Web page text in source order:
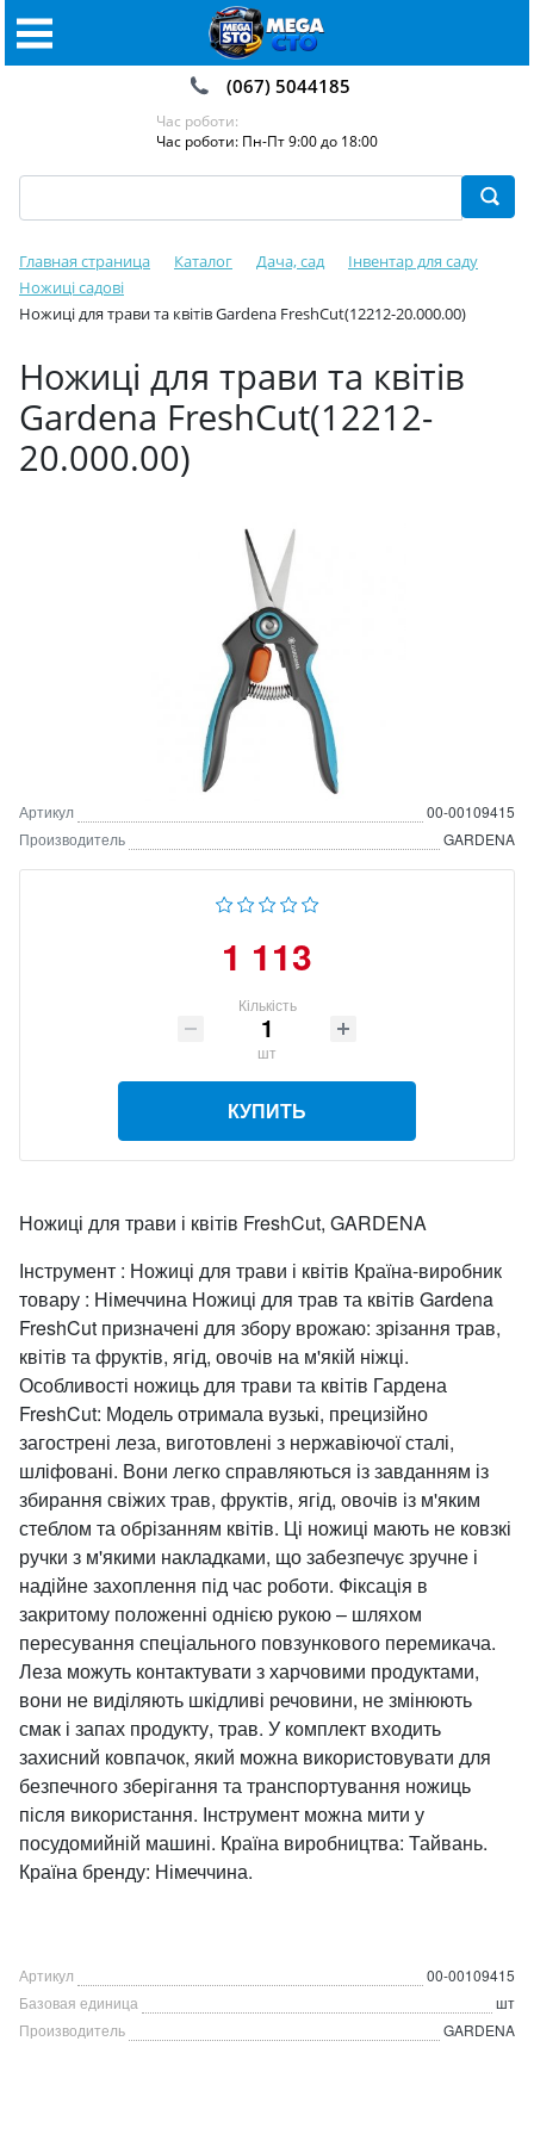
(067) 5044185
Час роботи:
Час роботи: Пн-Пт 9:00 до 18:00
Главная страница Каталог Дача, сад
Інвентар для саду
Ножиці садові️
Ножиці для трави та квітів Gardena FreshCut(12212-20.000.00)
Ножиці для трави та квітів
Gardena FreshCut(12212-
20.000.00)
Артикул
00-00109415
Производитель
GARDENA
1 113
Кількість
шт
КУПИТЬ
Ножиці для трави і квітів FreshCut, GARDENA
Інструмент : Ножиці для трави і квітів Країна-виробник
товару : Німеччина Ножиці для трав та квітів Gardena
FreshCut призначені для збору врожаю: зрізання трав,
квітів та фруктів, ягід, овочів на м'якій ніжці.
Особливості ножиць для трави та квітів Гардена
FreshCut: Модель отримала вузькі, прецизійно
загострені леза, виготовлені з нержавіючої сталі,
шліфовані. Вони легко справляються із завданням із
збирання свіжих трав, фруктів, ягід, овочів із м'яким
стеблом та обрізанням квітів. Ці ножиці мають не ковзкі
ручки з м'якими накладками, що забезпечує зручне і
надійне захоплення під час роботи. Фіксація в
закритому положенні однією рукою – шляхом
пересування спеціального повзункового перемикача.
Леза можуть контактувати з харчовими продуктами,
вони не виділяють шкідливі речовини, не змінюють
смак і запах продукту, трав. У комплект входить
захисний ковпачок, який можна використовувати для
безпечного зберігання та транспортування ножиць
після використання. Інструмент можна мити у
посудомийній машині. Країна виробництва: Тайвань.
Країна бренду: Німеччина.
Артикул
00-00109415
Базовая единица
шт
Производитель
GARDENA